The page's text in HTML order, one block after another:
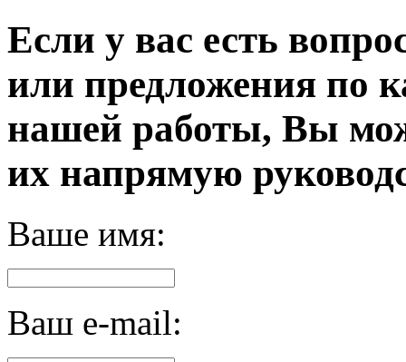
Если у вас есть
или предложения по
нашей работы, Вы
их напрямую
Ваше имя:
Ваш e-mail: